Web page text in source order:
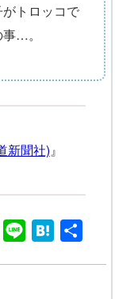
トロッコで
…。
新聞社)』
Facebook
Line Hatena